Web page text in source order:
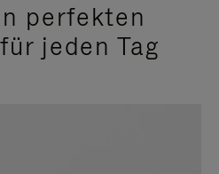
perfekten
jeden Tag